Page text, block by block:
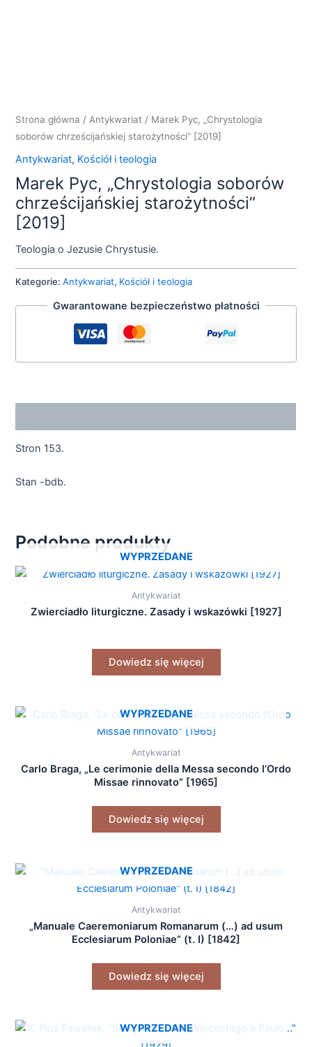
Strona główna / Antykwariat / Marek Pyc, „Chrystologia
soborów chrześcijańskiej starożytności” [2019]
Antykwariat, Kościół i teologia
Marek Pyc, „Chrystologia soborów
chrześcijańskiej starożytności”
[2019]
Teologia o Jezusie Chrystusie.
Kategorie:Antykwariat, Kościół i teologia
Gwarantowane bezpieczeństwo płatności
Stron 153.
Stan -bdb.
Podobne produkty
WYPRZEDANE
Antykwariat
Zwierciadło liturgiczne. Zasady i wskazówki [1927]
Dowiedz się więcej
WYPRZEDANE
Antykwariat
Carlo Braga, „Le cerimonie della Messa secondo l’Ordo
Missae rinnovato” [1965]
Dowiedz się więcej
WYPRZEDANE
Antykwariat
„Manuale Caeremoniarum Romanarum (…) ad usum
Ecclesiarum Poloniae” (t. I) [1842]
Dowiedz się więcej
WYPRZEDANE